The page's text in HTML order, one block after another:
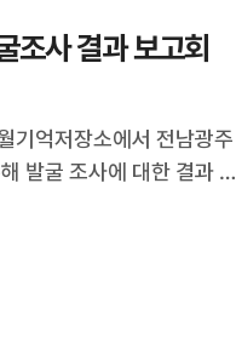
조사 결과 보고회
기억저장소에서 전남광주
발굴 조사에 대한 결과 보
발표할 예정입니다.발굴